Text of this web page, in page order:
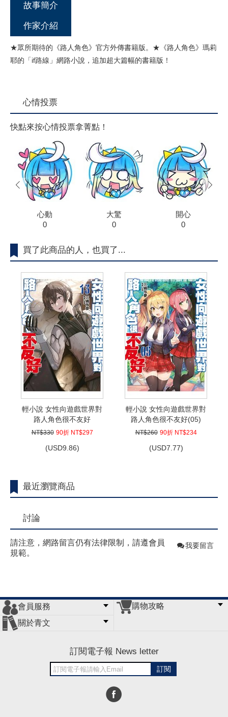
故事簡介
作家介紹
★眾所期待的《路人角色》官方外傳書籍版。★《路人角色》瑪莉
耶的「if路線」網路小說，追加超大篇幅的書籍版！
心情投票
快點來按心情投票拿菁點！
心動
0
大驚
0
開心
0
prev next
買了此商品的人，也買了...
輕小說 女性向遊戲世界對
路人角色很不友好
(13)END 限定版
NT$330 90折 NT$297
(USD9.86)
輕小說 女性向遊戲世界對
路人角色很不友好(05)
NT$260 90折 NT$234
(USD7.77)
最近瀏覽商品
討論
請注意，網路留言仍有法律限制，請遵會員
規範。
我要留言
會員服務
會員辦法
客服信箱
隱私條款
網站導覽
購物攻略
關於青文
訂閱電子報 News letter
訂閱